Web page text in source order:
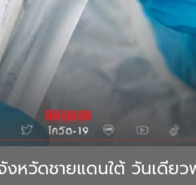
หวัดชายแดนใต้ วันเดีย